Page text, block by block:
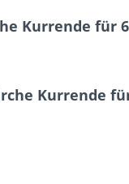
Kurrende für
Kurrende